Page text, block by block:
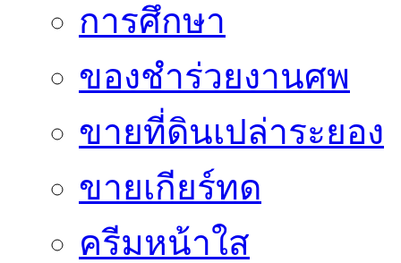
การศึกษา
ของชำร่วยงานศพ
ขายที่ดินเปล่าระยอง
ขายเกียร์ทด
ครีมหน้าใส